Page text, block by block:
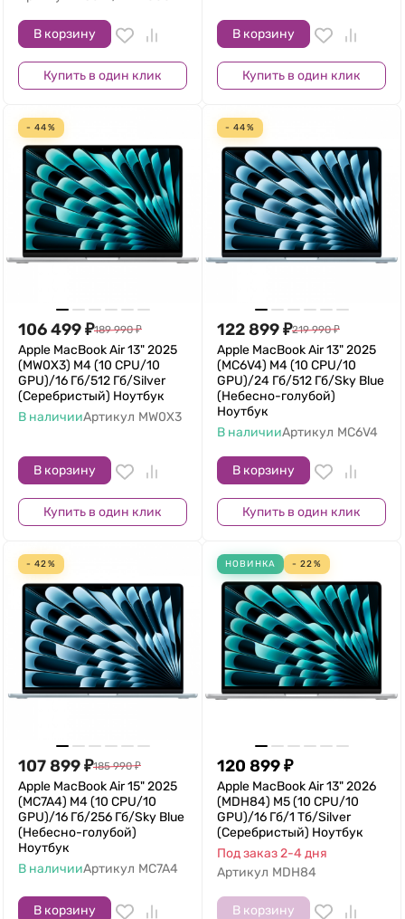
В корзину
Купить в один клик
В корзину
Купить в один клик
- 44%
106 499₽189 990 ₽
Apple MacBook Air 13" 2025
(MW0X3) M4 (10 CPU/10
GPU)/16 Гб/512 Гб/Silver
(Серебристый) Ноутбук
В наличииАртикул MW0X3
В корзину
Купить в один клик
- 44%
122 899₽219 990 ₽
Apple MacBook Air 13" 2025
(MC6V4) M4 (10 CPU/10
GPU)/24 Гб/512 Гб/Sky Blue
(Небесно-голубой)
Ноутбук
В наличииАртикул MC6V4
В корзину
Купить в один клик
- 42%
107 899₽185 990 ₽
Apple MacBook Air 15" 2025
(MC7A4) M4 (10 CPU/10
GPU)/16 Гб/256 Гб/Sky Blue
(Небесно-голубой)
Ноутбук
В наличииАртикул MC7A4
В корзину
НОВИНКА - 22%
120 899₽
Apple MacBook Air 13" 2026
(MDH84) M5 (10 CPU/10
GPU)/16 Гб/1 Тб/Silver
(Серебристый) Ноутбук
Под заказ 2-4 дня
Артикул MDH84
В корзину